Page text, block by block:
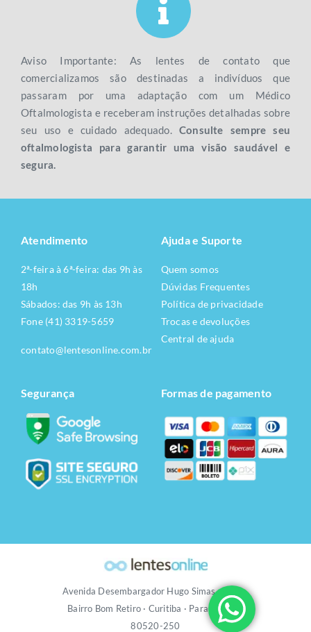
Aviso Importante: As lentes de contato que
comercializamos são destinadas a indivíduos que
passaram por uma adaptação com um Médico
Oftalmologista e receberam instruções detalhadas sobre
seu uso e cuidado adequado. Consulte sempre seu
oftalmologista para garantir uma visão saudável e
segura.
Atendimento
2ª-feira à 6ª-feira: das 9h às
18h
Sábados: das 9h às 13h
Fone (41) 3319-5659
contato@lentesonline.com.br
Ajuda e Suporte
Quem somos
Dúvidas Frequentes
Política de privacidade
Trocas e devoluções
Central de ajuda
Segurança Formas de pagamento
Avenida Desembargador Hugo Simas, 1249 ·
Bairro Bom Retiro · Curitiba · Paraná · CEP
80520-250